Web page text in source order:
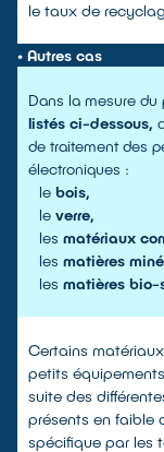
le taux de
• Autres cas
Dans la mesure du
listés ci-dessous,
de traitement des
électroniques :
le bois,
le verre,
les matériaux
les matières
les matières bio-
Certains
petits
suite des
présents en faible
spécifique par les